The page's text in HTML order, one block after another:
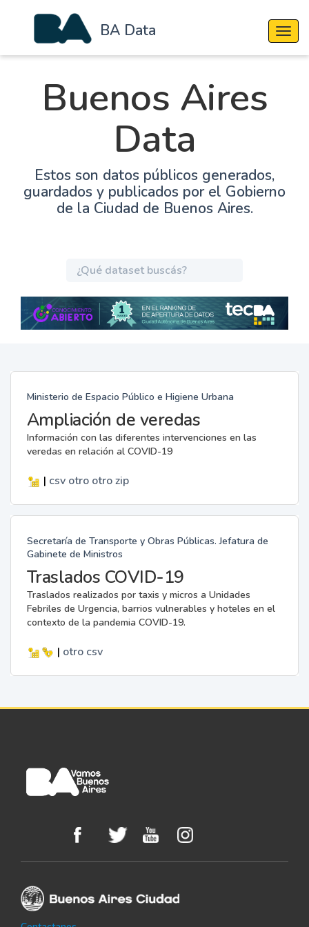
BA Data
Buenos Aires
Data
Estos son datos públicos generados,
guardados y publicados por el Gobierno
de la Ciudad de Buenos Aires.
Ministerio de Espacio Público e Higiene Urbana
Ampliación de veredas
Información con las diferentes intervenciones en las
veredas en relación al COVID-19
| csv otro otro zip
Secretaría de Transporte y Obras Públicas. Jefatura de
Gabinete de Ministros
Traslados COVID-19
Traslados realizados por taxis y micros a Unidades
Febriles de Urgencia, barrios vulnerables y hoteles en el
contexto de la pandemia COVID-19.
| otro csv